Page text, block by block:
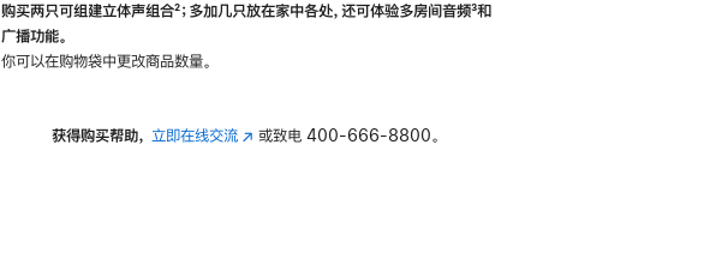
购买两只可组建立体声组合脚
²；多加几只放在家中各处，还可体验多‍房‍间音频脚
³和
广播功能。
你可以在购物袋中更改商品数量。
获得购买帮助， 立即在线交流(在 或致电 400-666-8800。